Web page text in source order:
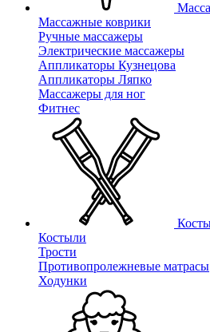
Массажные коврики
Ручные массажеры
Электрические массажеры
Аппликаторы Кузнецова
Аппликаторы Ляпко
Массажеры для ног
Фитнес
Костыли
Трости
Противопролежневые матрасы
Ходунки